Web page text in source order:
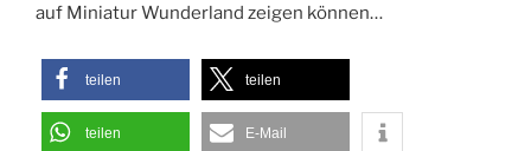
auf Miniatur Wunderland zeigen können…
teilen teilen
teilen E-Mail